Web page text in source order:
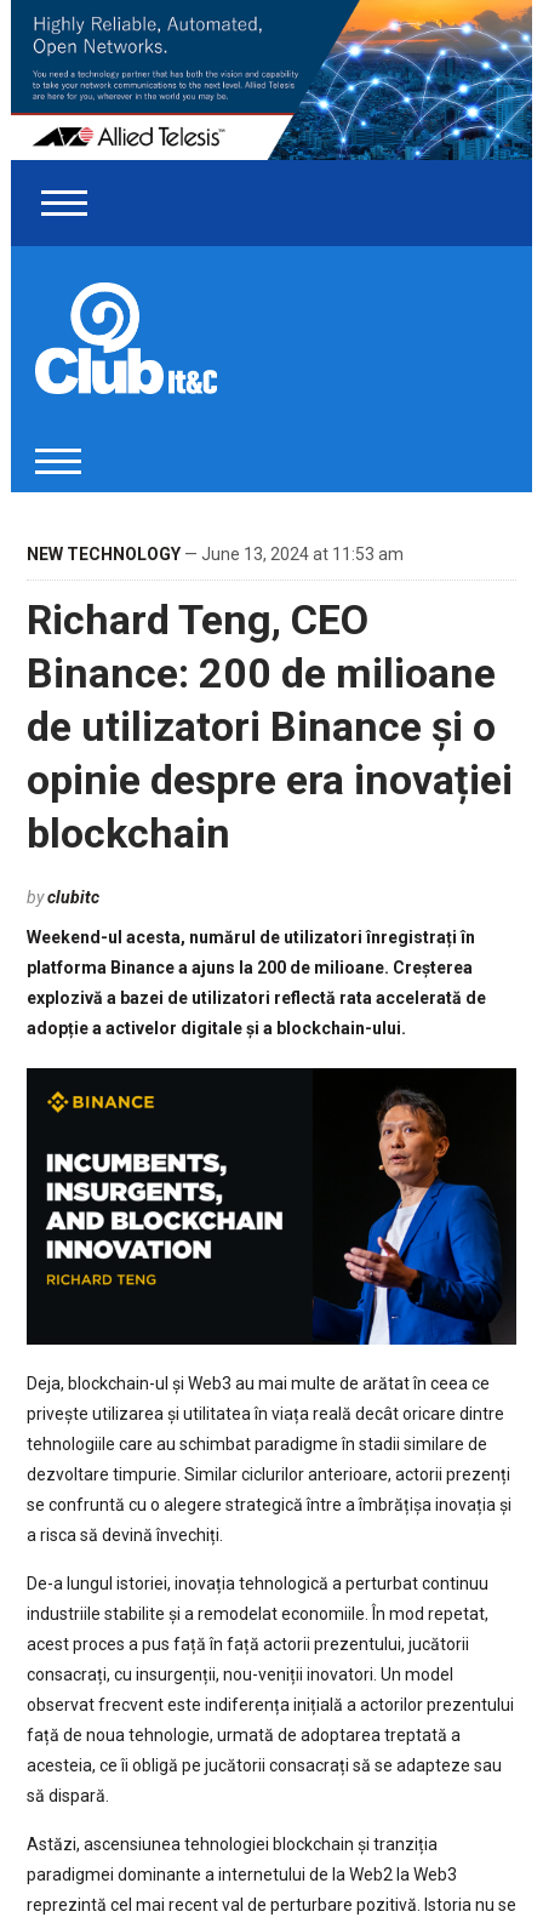
NEW TECHNOLOGY— June 13, 2024 at 11:53 am
Richard Teng, CEO
Binance: 200 de milioane
de utilizatori Binance și o
opinie despre era inovației
blockchain
byclubitc
Weekend-ul acesta, numărul de utilizatori înregistrați în
platforma Binance a ajuns la 200 de milioane. Creșterea
explozivă a bazei de utilizatori reflectă rata accelerată de
adopție a activelor digitale și a blockchain-ului.
Deja, blockchain-ul și Web3 au mai multe de arătat în ceea ce
privește utilizarea și utilitatea în viața reală decât oricare dintre
tehnologiile care au schimbat paradigme în stadii similare de
dezvoltare timpurie. Similar ciclurilor anterioare, actorii prezenți
se confruntă cu o alegere strategică între a îmbrățișa inovația și
a risca să devină învechiți.
De-a lungul istoriei, inovația tehnologică a perturbat continuu
industriile stabilite și a remodelat economiile. În mod repetat,
acest proces a pus față în față actorii prezentului, jucătorii
consacrați, cu insurgenții, nou-veniții inovatori. Un model
observat frecvent este indiferența inițială a actorilor prezentului
față de noua tehnologie, urmată de adoptarea treptată a
acesteia, ce îi obligă pe jucătorii consacrați să se adapteze sau
să dispară.
Astăzi, ascensiunea tehnologiei blockchain și tranziția
paradigmei dominante a internetului de la Web2 la Web3
reprezintă cel mai recent val de perturbare pozitivă. Istoria nu se